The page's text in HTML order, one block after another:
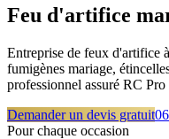
Feu d'artifice
Entreprise de feux d'artifice
fumigènes mariage,
professionnel assuré RC Pro
Demander un devis gratuit
Pour chaque occasion